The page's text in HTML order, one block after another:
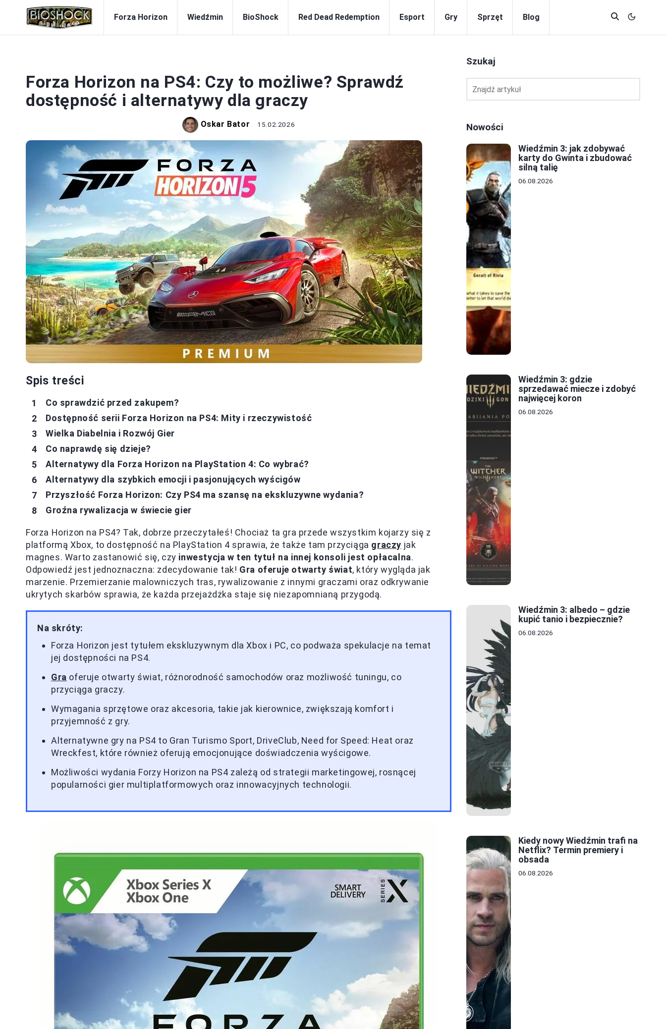
Forza Horizon Wiedźmin BioShock Red Dead Redemption Esport Gry Sprzęt Blog
Forza Horizon na PS4: Czy to możliwe? Sprawdź
dostępność i alternatywy dla graczy
Oskar Bator 15.02.2026
Spis treści
Co sprawdzić przed zakupem?
Dostępność serii Forza Horizon na PS4: Mity i rzeczywistość
Wielka Diabelnia i Rozwój Gier
Co naprawdę się dzieje?
Alternatywy dla Forza Horizon na PlayStation 4: Co wybrać?
Alternatywy dla szybkich emocji i pasjonujących wyścigów
Przyszłość Forza Horizon: Czy PS4 ma szansę na ekskluzywne wydania?
Groźna rywalizacja w świecie gier
Forza Horizon na PS4? Tak, dobrze przeczytałeś! Chociaż ta gra przede wszystkim kojarzy się z
platformą Xbox, to dostępność na PlayStation 4 sprawia, że także tam przyciąga graczy jak
magnes. Warto zastanowić się, czy inwestycja w ten tytuł na innej konsoli jest opłacalna.
Odpowiedź jest jednoznaczna: zdecydowanie tak! Gra oferuje otwarty świat, który wygląda jak
marzenie. Przemierzanie malowniczych tras, rywalizowanie z innymi graczami oraz odkrywanie
ukrytych skarbów sprawia, że każda przejażdżka staje się niezapomnianą przygodą.
Na skróty:
Forza Horizon jest tytułem ekskluzywnym dla Xbox i PC, co podważa spekulacje na temat
jej dostępności na PS4.
Gra oferuje otwarty świat, różnorodność samochodów oraz możliwość tuningu, co
przyciąga graczy.
Wymagania sprzętowe oraz akcesoria, takie jak kierownice, zwiększają komfort i
przyjemność z gry.
Alternatywne gry na PS4 to Gran Turismo Sport, DriveClub, Need for Speed: Heat oraz
Wreckfest, które również oferują emocjonujące doświadczenia wyścigowe.
Możliwości wydania Forzy Horizon na PS4 zależą od strategii marketingowej, rosnącej
popularności gier multiplatformowych oraz innowacyjnych technologii.
Szukaj
Nowości
Wiedźmin 3: jak zdobywać
karty do Gwinta i zbudować
silną talię
06.08.2026
Wiedźmin 3: gdzie
sprzedawać miecze i zdobyć
najwięcej koron
06.08.2026
Wiedźmin 3: albedo – gdzie
kupić tanio i bezpiecznie?
06.08.2026
Kiedy nowy Wiedźmin trafi na
Netflix? Termin premiery i
obsada
06.08.2026